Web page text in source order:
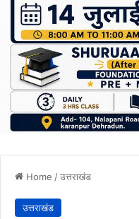
Home /उत्तराखंड
उत्तराखंड